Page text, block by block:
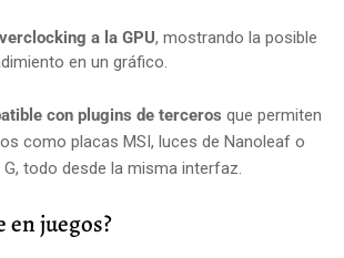
a la GPU, mostrando la posible
en un gráfico.
con plugins de terceros que permiten
como placas MSI, luces de Nanoleaf o
todo desde la misma interfaz.
en juegos?